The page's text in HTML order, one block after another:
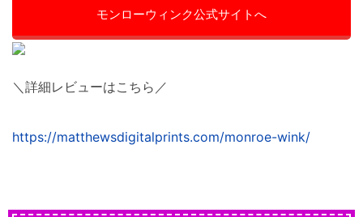
モンローウィンク公式サイトへ
＼詳細レビューはこちら／
https://matthewsdigitalprints.com/monroe-wink/